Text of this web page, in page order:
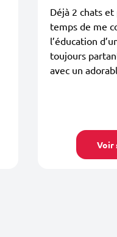
Déjà 2 chats et
temps de me
l’éducation
toujours
avec un
Voir